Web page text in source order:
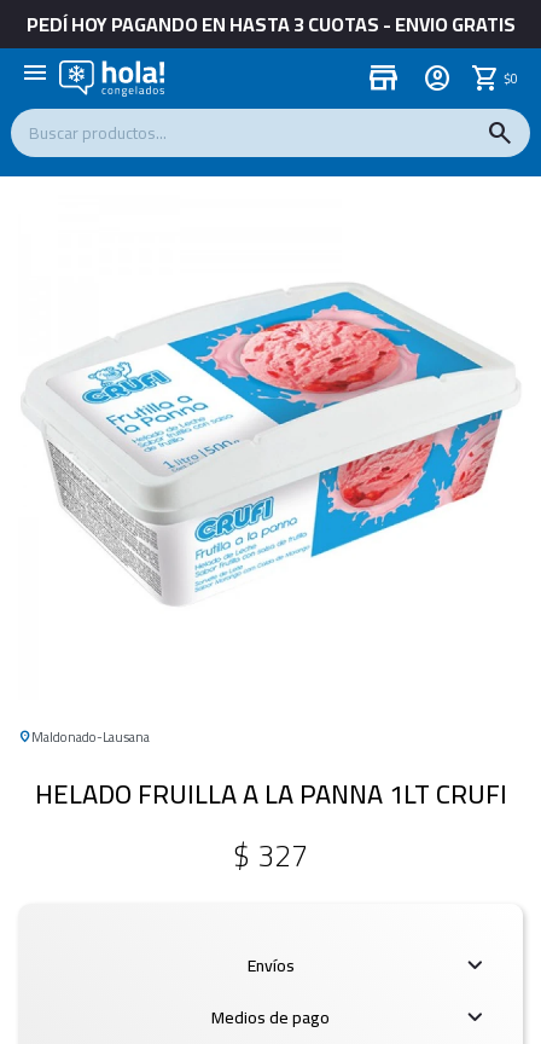
PEDÍ HOY PAGANDO EN HASTA 3 CUOTAS - ENVIO GRATIS
menu store $0
Maldonado Lausana
HELADO FRUILLA A LA PANNA 1LT CRUFI
$ 327
Envíos
Medios de pago